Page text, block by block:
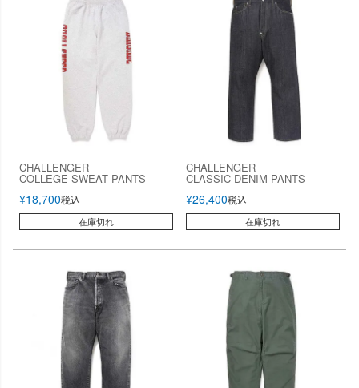
CHALLENGER
COLLEGE SWEAT PANTS
¥18,700税込
在庫切れ
CHALLENGER
CLASSIC DENIM PANTS
¥26,400税込
在庫切れ